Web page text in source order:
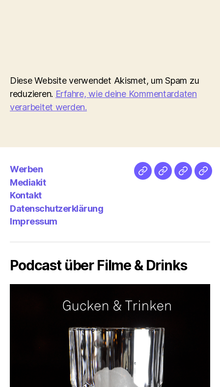
Diese Website verwendet Akismet, um Spam zu
reduzieren. Erfahre, wie deine Kommentardaten
verarbeitet werden.
Werben
Mediakit
Kontakt
Datenschutzerklärung
Impressum
NetzMedien
Podcast über Filme & Drinks